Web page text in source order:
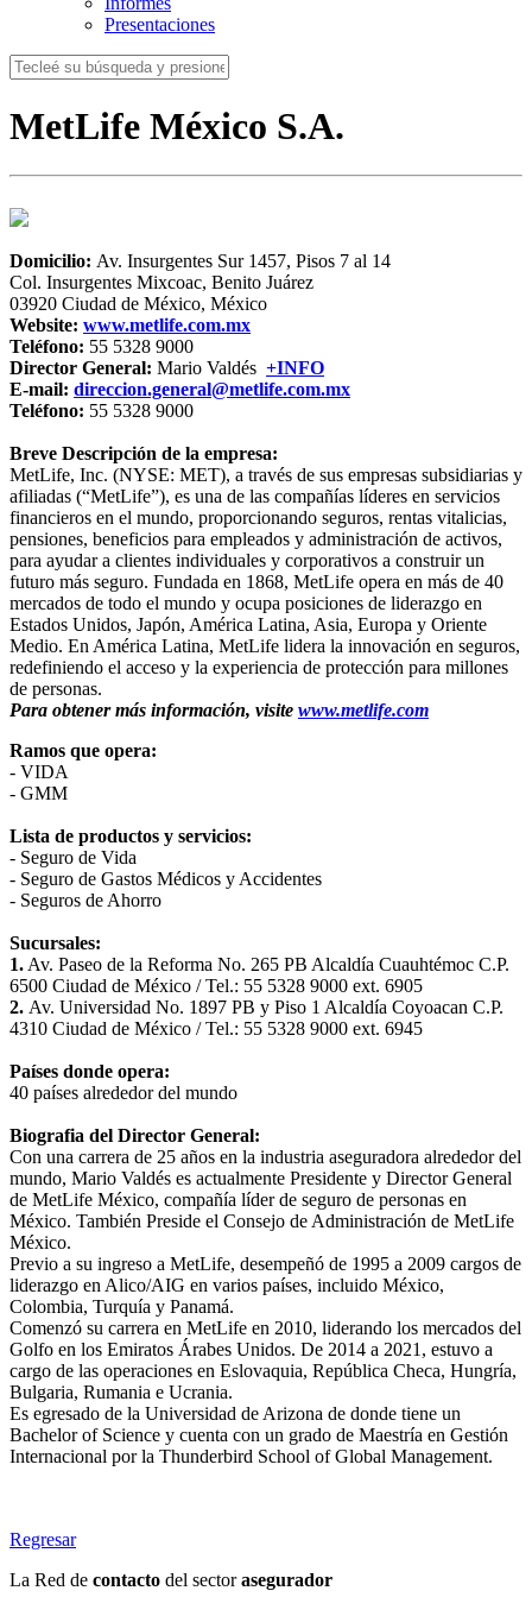
Presentaciones
MetLife México S.A.
Domicilio: Av. Insurgentes Sur 1457, Pisos 7 al 14
Col. Insurgentes Mixcoac, Benito Juárez
03920 Ciudad de México, México
Website: www.metlife.com.mx
Teléfono: 55 5328 9000
Director General: Mario Valdés +INFO
E-mail: direccion.general@metlife.com.mx
Teléfono: 55 5328 9000
Breve Descripción de la empresa:
MetLife, Inc. (NYSE: MET), a través de sus empresas subsidiarias y
afiliadas (“MetLife”), es una de las compañías líderes en servicios
financieros en el mundo, proporcionando seguros, rentas vitalicias,
pensiones, beneficios para empleados y administración de activos,
para ayudar a clientes individuales y corporativos a construir un
futuro más seguro. Fundada en 1868, MetLife opera en más de 40
mercados de todo el mundo y ocupa posiciones de liderazgo en
Estados Unidos, Japón, América Latina, Asia, Europa y Oriente
Medio. En América Latina, MetLife lidera la innovación en seguros,
redefiniendo el acceso y la experiencia de protección para millones
de personas.
Para obtener más información, visite www.metlife.com
Ramos que opera:
- VIDA
- GMM
Lista de productos y servicios:
- Seguro de Vida
- Seguro de Gastos Médicos y Accidentes
- Seguros de Ahorro
Sucursales:
1. Av. Paseo de la Reforma No. 265 PB Alcaldía Cuauhtémoc C.P.
6500 Ciudad de México / Tel.: 55 5328 9000 ext. 6905
2. Av. Universidad No. 1897 PB y Piso 1 Alcaldía Coyoacan C.P.
4310 Ciudad de México / Tel.: 55 5328 9000 ext. 6945
Países donde opera:
40 países alrededor del mundo
Biografia del Director General:
Con una carrera de 25 años en la industria aseguradora alrededor del
mundo, Mario Valdés es actualmente Presidente y Director General
de MetLife México, compañía líder de seguro de personas en
México. También Preside el Consejo de Administración de MetLife
México.
Previo a su ingreso a MetLife, desempeñó de 1995 a 2009 cargos de
liderazgo en Alico/AIG en varios países, incluido México,
Colombia, Turquía y Panamá.
Comenzó su carrera en MetLife en 2010, liderando los mercados del
Golfo en los Emiratos Árabes Unidos. De 2014 a 2021, estuvo a
cargo de las operaciones en Eslovaquia, República Checa, Hungría,
Bulgaria, Rumania e Ucrania.
Es egresado de la Universidad de Arizona de donde tiene un
Bachelor of Science y cuenta con un grado de Maestría en Gestión
Internacional por la Thunderbird School of Global Management.
Regresar
La Red de contacto del sectorasegurador